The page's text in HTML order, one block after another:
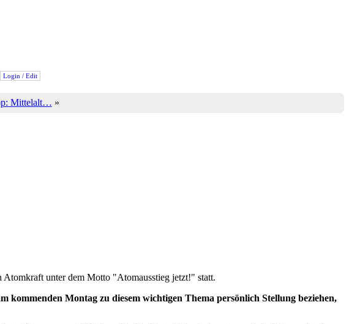
Login / Edit
Mittelalt… »
unter dem Motto "Atomausstieg jetzt!" statt.
kommenden Montag zu diesem wichtigen Thema persönlich Stellung beziehen,